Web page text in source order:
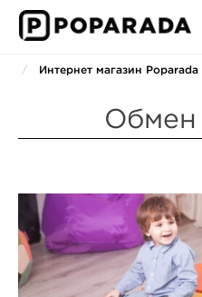
Интернет магазин Poparada
Обмен